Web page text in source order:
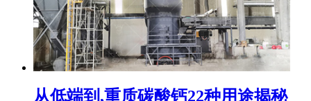
从低端到,重质碳酸钙22种用途揭秘